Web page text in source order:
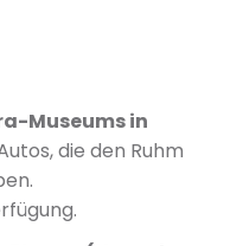
Museums in
die den Ruhm